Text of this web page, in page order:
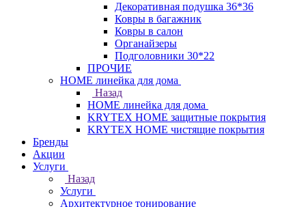
Декоративная подушка 36*36
Ковры в багажник
Ковры в салон
Органайзеры
Подголовники 30*22
ПРОЧИЕ
HOME линейка для дома
Назад
HOME линейка для дома
KRYTEX HOME защитные покрытия
KRYTEX HOME чистящие покрытия
Бренды
Акции
Услуги
Назад
Услуги
Архитектурное тонирование